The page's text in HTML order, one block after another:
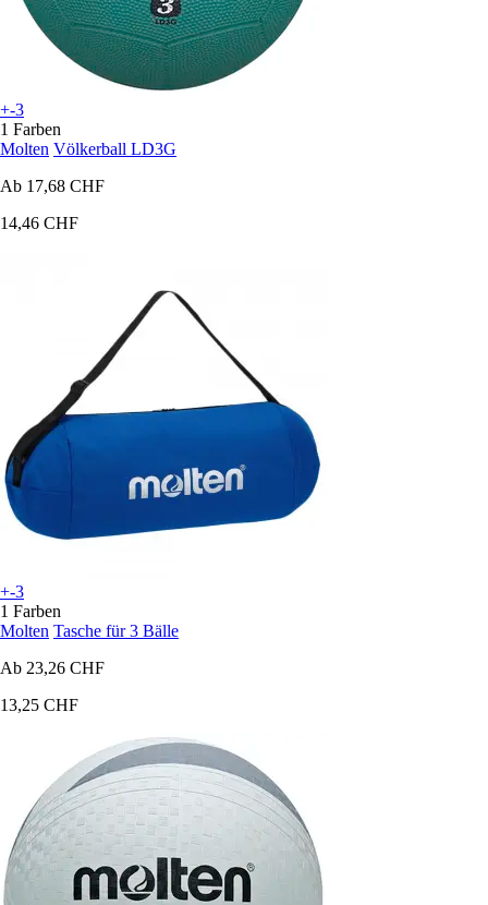
+-3
1 Farben
Molten Völkerball LD3G
Ab 17,68 CHF
14,46 CHF
+-3
1 Farben
Molten Tasche für 3 Bälle
Ab 23,26 CHF
13,25 CHF